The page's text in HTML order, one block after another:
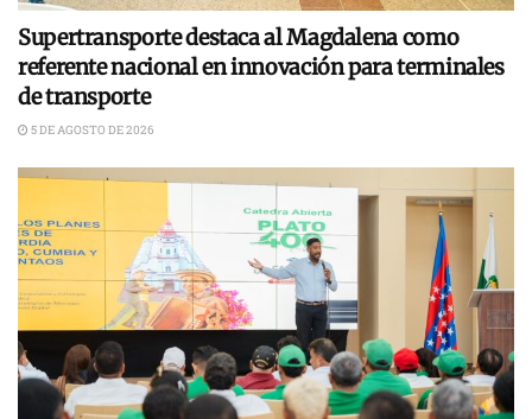
Supertransporte destaca al Magdalena como
referente nacional en innovación para terminales
de transporte
5 DE AGOSTO DE 2026